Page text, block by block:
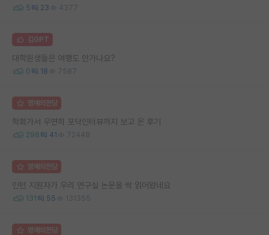
5 23 4377
김GPT
대학원생들은 여행도 안가나요?
0 18 7587
명예의전당
학회가서 우연히 포닥인터뷰까지 보고 온 후기
298 41 72448
명예의전당
인턴 지원자가 우리 연구실 논문을 싹 읽어왔네요
131 55 131355
명예의전당